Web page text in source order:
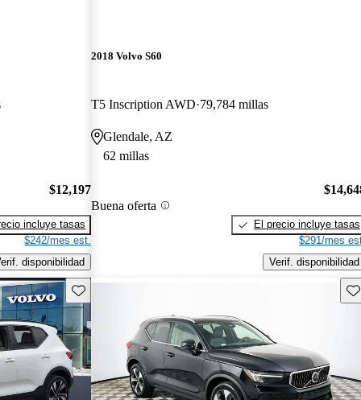
$12,197
incluye tasas
$242/mes est.
disponibilidad
2018 Volvo S60
T5 Inscription AWD 79,784 millas
Glendale, AZ
62 millas
Buena oferta
El precio incluye tasas
$291/mes
Verif. disponibilidad
Guarda este Aviso